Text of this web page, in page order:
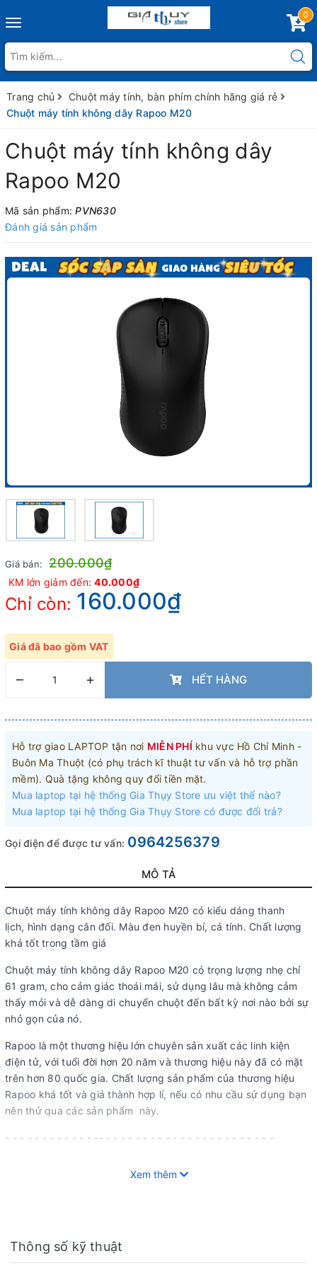
Toggle
0
Trang chủ
Chuột máy tính, bàn phím chính hãng giá rẻ
Chuột máy tính không dây Rapoo M20
Chuột máy tính không dây
Rapoo M20
Mã sản phẩm:PVN630
Đánh giá sản phẩm
Giá bán: 200.000₫
KM lớn giảm đến:40.000₫
Chỉ còn: 160.000₫
Giá đã bao gồm VAT
– + HẾT HÀNG
Hỗ trợ giao LAPTOP tận nơi MIỄN PHÍ khu vực Hồ Chí Minh -
Buôn Ma Thuột (có phụ trách kĩ thuật tư vấn và hỗ trợ phần
mềm). Quà tặng không quy đổi tiền mặt.
Mua laptop tại hệ thống Gia Thụy Store ưu việt thế nào?
Mua laptop tại hệ thống Gia Thụy Store có được đổi trả?
Gọi điện để được tư vấn: 0964256379
MÔ TẢ
Chuột máy tính không dây Rapoo M20 có kiểu dáng thanh
lịch, hình dạng cân đối. Màu đen huyền bí, cá tính. Chất lượng
khá tốt trong tầm giá
Chuột máy tính không dây Rapoo M20 có trọng lượng nhẹ chỉ
61 gram, cho cảm giác thoái mái, sử dụng lâu mà không cảm
thấy mỏi và dễ dàng di chuyển chuột đến bất kỳ nơi nào bởi sự
nhỏ gọn của nó.
Rapoo là một thương hiệu lớn chuyên sản xuất các linh kiện
điện tử, với tuổi đời hơn 20 năm và thương hiệu này đã có mặt
trên hơn 80 quốc gia. Chất lượng sản phẩm của thương hiệu
Rapoo khá tốt và giá thành hợp lí, nếu có nhu cầu sử dụng bạn
nên thử qua các sản phẩm này.
- - - - - - - - - - - - -- - - - - - - - - - - - - - - - - - - - - - - -
Hotline: 0964256379.
Xem thêm
Thông số kỹ thuật